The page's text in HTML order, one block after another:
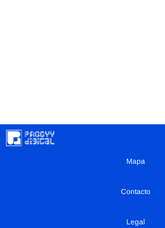
Mapa
Contacto
Legal